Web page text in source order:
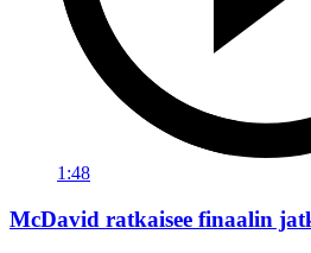
1:48
McDavid ratkaisee finaalin